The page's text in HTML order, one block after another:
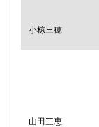
小椋三穂
山田三恵